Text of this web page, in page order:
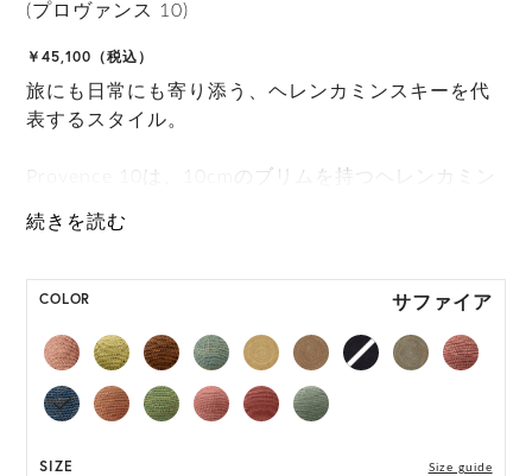
(プロヴァンス 10)
￥45,100（税込）
旅にも日常にも寄り添う、ヘレンカミンスキーを代
表するスタイル。
Provence 10は、10cmのブリムを持つヘレンカミン
ンジと携帯性を備え、サイズ調整もできる手撚りラ
れたネオプレンバンドが特徴で完璧な旅行アイテム
な手法で収穫されたマダガスカル産のラフィアを
18,000以上のステッチで編み、完成までに3日以上
を要します。職人がひとつひとつ丁寧に編み上げる
上げられています。
COLOR サファイア
SIZE Size guide